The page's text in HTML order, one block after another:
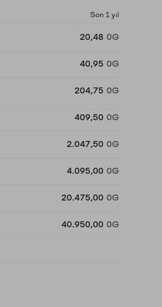
Son 1 yıl
20,48 0G
40,95 0G
204,75 0G
409,50 0G
2.047,50 0G
4.095,00 0G
20.475,00 0G
40.950,00 0G